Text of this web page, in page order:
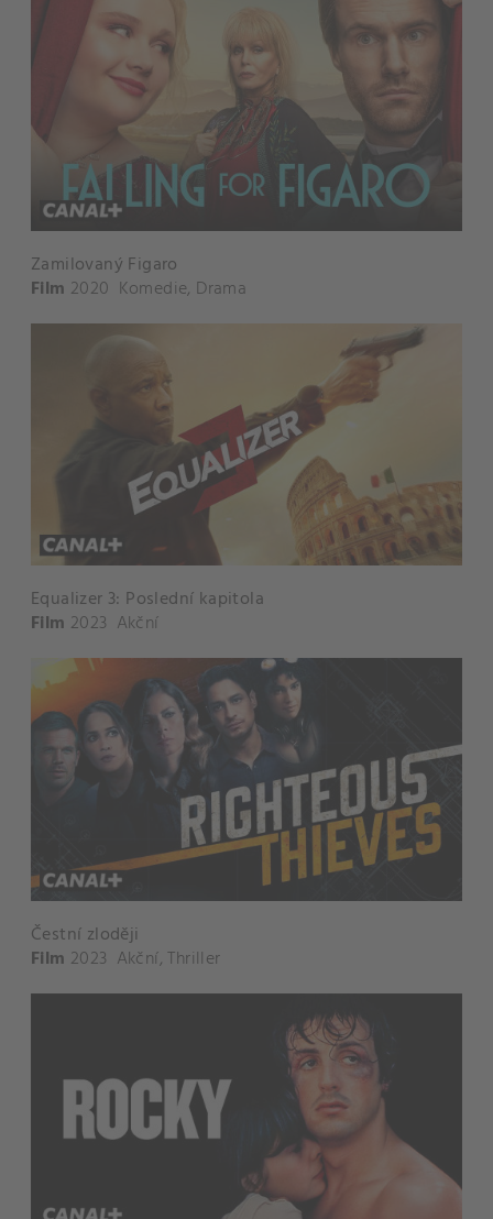
Zamilovaný Figaro
Film 2020 Komedie, Drama
Equalizer 3: Poslední kapitola
Film 2023 Akční
Čestní zloději
Film 2023 Akční,Thriller